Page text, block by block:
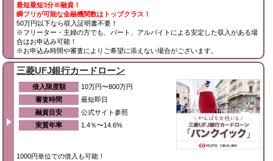
最短最短3分※融資！
瞬フリが可能な金融機関数はトップクラス！
50万円以下なら収入証明書不要！
※フリーター・主婦の方でも、パート、アルバイトによる安定した収入がある場
合はお申込み可能！
※お申込み時間や審査によりご希望に添えない場合がございます。
三菱UFJ銀行カードローン
借入限度額
10万円〜800万円
審査時間
最短即日
融資目安
公式サイト参照
実質年率
1.4％〜14.6%
1000円単位での借入も可能！